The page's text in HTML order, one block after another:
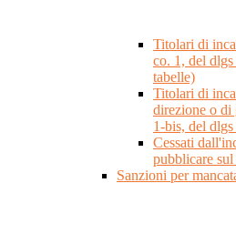
Titolari di
co. 1, del
tabelle)
Titolari di
direzione o di
1-bis, del
Cessati
pubblicare
Sanzioni per